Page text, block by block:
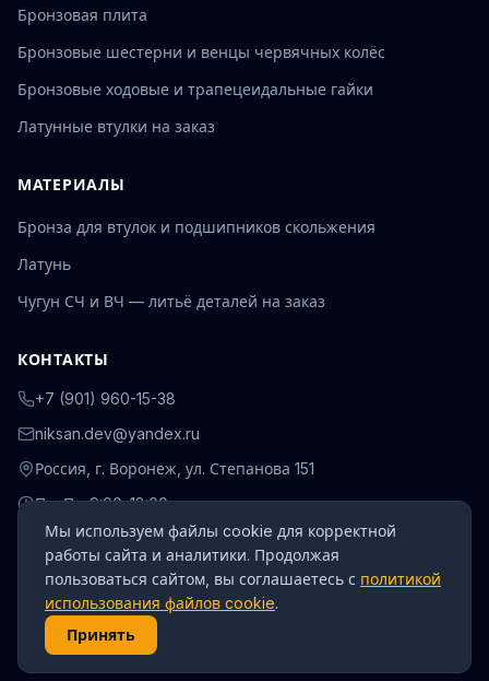
Бронзовая плита
Бронзовые шестерни и венцы червячных колёс
Бронзовые ходовые и трапецеидальные гайки
Латунные втулки на заказ
МАТЕРИАЛЫ
Бронза для втулок и подшипников скольжения
Латунь
Чугун СЧ и ВЧ — литьё деталей на заказ
КОНТАКТЫ
+7 (901) 960-15-38
niksan.dev@yandex.ru
Россия, г. Воронеж, ул. Степанова 151
Пн–Пт: 9:00–18:00
© 2026 ДеталКонтракт. Все права защищены.
О компанииДоставка и оплата
Политика использования cookie
Мы используем файлы cookie для корректной
работы сайта и аналитики. Продолжая
пользоваться сайтом, вы соглашаетесь с политикой
использования файлов cookie.
Принять